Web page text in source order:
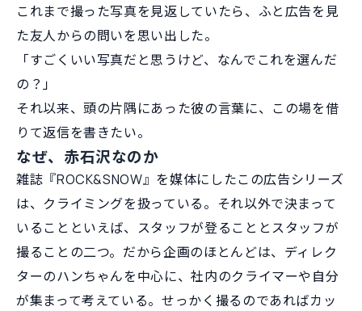
これまで撮った写真を見返していたら、ふと広告を見
た友人からの問いを思い出した。
「すごくいい写真だと思うけど、なんでこれを選んだ
の？」
それ以来、頭の片隅にあった彼の言葉に、この場を借
りて返信を書きたい。
なぜ、赤石沢なのか
雑誌『ROCK&SNOW』を媒体にしたこの広告シリーズ
は、クライミングを扱っている。それ以外で決まって
いることといえば、スタッフが登ることとスタッフが
撮ることの二つ。だから企画のほとんどは、ディレク
ターのハンちゃんを中心に、社内のクライマーや自分
が集まって考えている。せっかく撮るのであればカッ